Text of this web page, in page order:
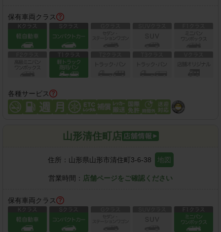
保有車両クラス
各種サービス
山形清住町店
住所： 山形県山形市清住町3-6-38 地図
営業時間： 店舗ページをご確認ください
保有車両クラス